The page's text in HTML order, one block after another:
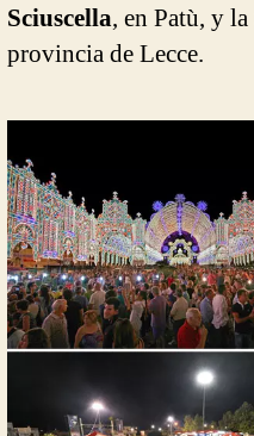
Sciuscella, en Patù, y la
provincia de Lecce.